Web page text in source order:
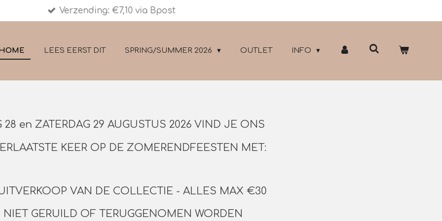
Verzending: €7,10 via Bpost
LEES EERST DIT SPRING/SUMMER 2026 OUTLET INFO
28 en ZATERDAG 29 AUGUSTUS 2026 VIND JE ONS
KEER OP DE ZOMERENDFEESTEN MET:
VAN DE COLLECTIE - ALLES MAX €30
NIET GERUILD OF TERUGGENOMEN WORDEN